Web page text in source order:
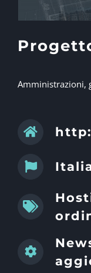
Amministrazioni,